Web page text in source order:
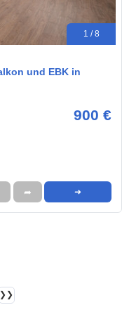
1 / 8
und EBK in
900 €
➦ ➜
❯❯